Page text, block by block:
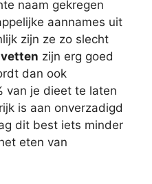
naam gekregen
aannames uit
zijn ze zo slecht
zijn erg goed
dan ook
van je dieet te laten
is aan onverzadigd
dit best iets minder
eten van